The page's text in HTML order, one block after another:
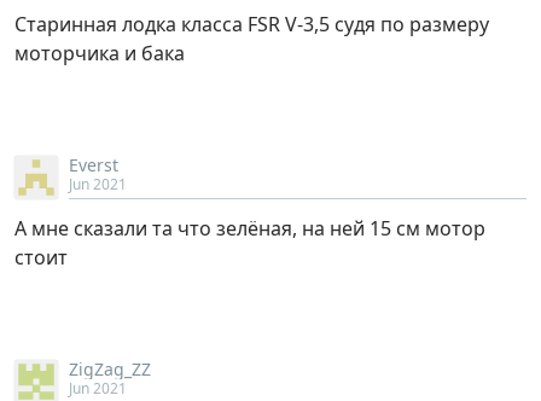
Старинная лодка класса FSR V-3,5 судя по размеру
моторчика и бака
Everst
Jun 2021
А мне сказали та что зелёная, на ней 15 см мотор
стоит
ZigZag_ZZ
Jun 2021